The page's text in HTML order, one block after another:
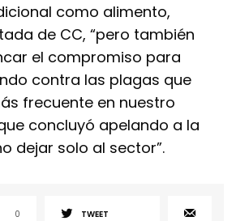
como alimento,
de CC, “pero también
el compromiso para
contra las plagas que
frecuente en nuestro
concluyó apelando a la
dejar solo al sector”.
0 TWEET